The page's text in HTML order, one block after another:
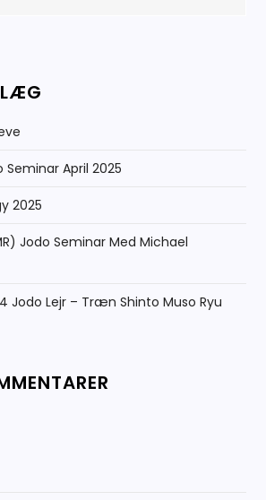
Seminar April 2025
2025
Jodo Seminar Med Michael
Jodo Lejr – Træn Shinto Muso Ryu